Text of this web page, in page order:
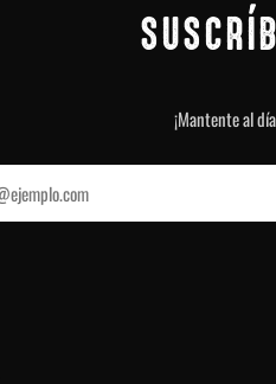
¡Mantente al